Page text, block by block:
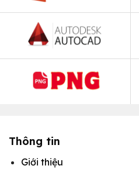
Thông tin
Giới thiệu